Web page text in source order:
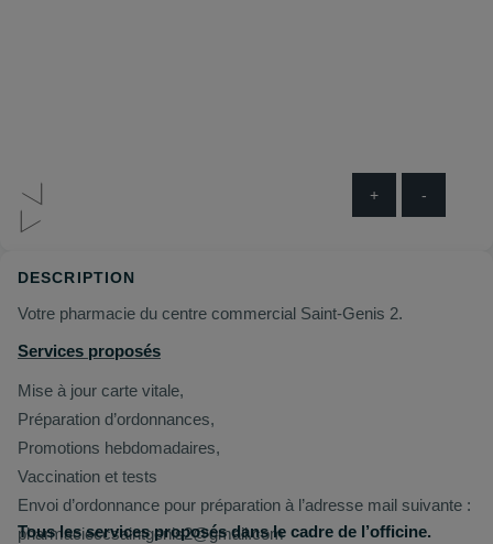
+ -
DESCRIPTION
Votre pharmacie du centre commercial Saint-Genis 2.
Services proposés
Mise à jour carte vitale,
Préparation d’ordonnances,
Promotions hebdomadaires,
Vaccination et tests
Envoi d’ordonnance pour préparation à l’adresse mail suivante :
pharmacieccsaintgenis2@gmail.com
Tous les services proposés dans le cadre de l’officine.